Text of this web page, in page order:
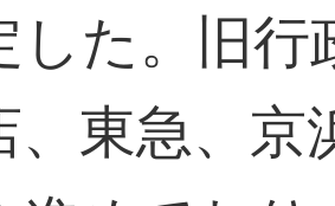
した。旧
、東急、京